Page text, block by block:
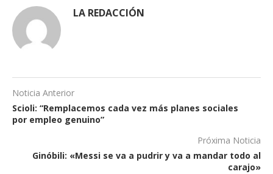
LA REDACCIÓN
Noticia Anterior
Scioli: “Remplacemos cada vez más planes sociales
por empleo genuino”
Próxima Noticia
Ginóbili: «Messi se va a pudrir y va a mandar todo al
carajo»